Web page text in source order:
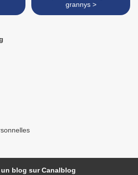
grannys >
un blog sur Canalblog